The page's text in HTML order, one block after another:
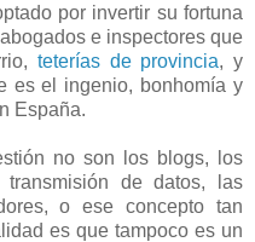
por invertir su fortuna
e inspectores que
teterías de provincia, y
es el ingenio, bonhomía y
España.
no son los blogs, los
de datos, las
o ese concepto tan
es que tampoco es un